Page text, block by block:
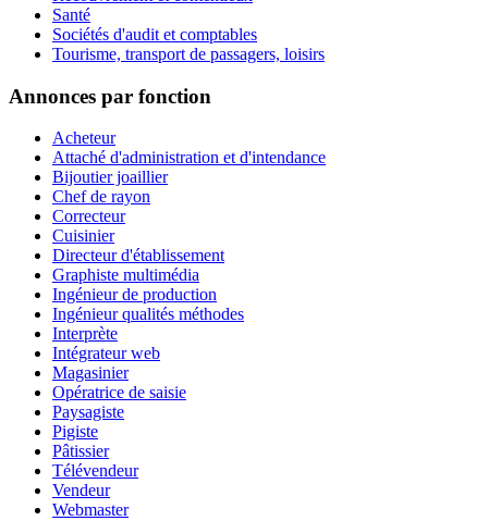
Santé
Sociétés d'audit et comptables
Tourisme, transport de passagers, loisirs
Annonces par fonction
Acheteur
Attaché d'administration et d'intendance
Bijoutier joaillier
Chef de rayon
Correcteur
Cuisinier
Directeur d'établissement
Graphiste multimédia
Ingénieur de production
Ingénieur qualités méthodes
Interprète
Intégrateur web
Magasinier
Opératrice de saisie
Paysagiste
Pigiste
Pâtissier
Télévendeur
Vendeur
Webmaster